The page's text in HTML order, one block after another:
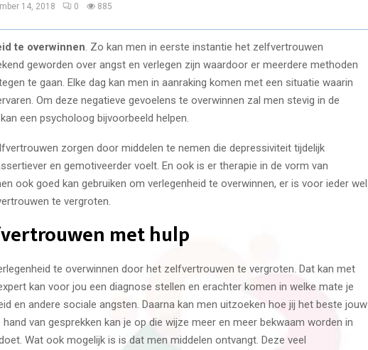
14, 2018 0 885
te overwinnen . Zo kan men in eerste instantie het zelfvertrouwen
geworden over angst en verlegen zijn waardoor er meerdere methoden
te gaan. Elke dag kan men in aanraking komen met een situatie waarin
Om deze negatieve gevoelens te overwinnen zal men stevig in de
een psycholoog bijvoorbeeld helpen.
zorgen door middelen te nemen die depressiviteit tijdelijk
en gemotiveerder voelt. En ook is er therapie in de vorm van
ook goed kan gebruiken om verlegenheid te overwinnen, er is voor ieder wel
te vergroten.
met hulp
te overwinnen door het zelfvertrouwen te vergroten. Dat kan met
kan voor jou een diagnose stellen en erachter komen in welke mate je
en andere sociale angsten. Daarna kan men uitzoeken hoe jij het beste jouw
van gesprekken kan je op die wijze meer en meer bekwaam worden in
Wat ook mogelijk is is dat men middelen ontvangt. Deze veel